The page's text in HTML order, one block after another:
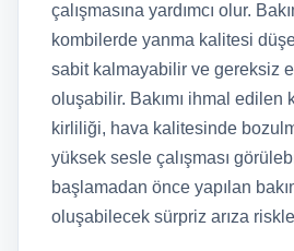
çalışmasına yardımcı olur.
kombilerde yanma kalitesi
sabit kalmayabilir ve gereksiz
oluşabilir. Bakımı ihmal edilen
kirliliği, hava kalitesinde
yüksek sesle çalışması
başlamadan önce yapılan
oluşabilecek sürpriz arıza